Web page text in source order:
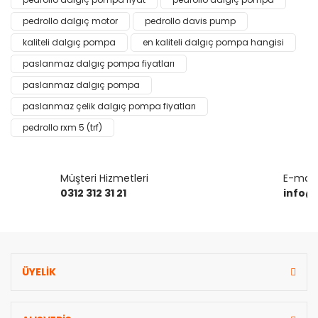
Yorum Yaz
kullanarak tarafımıza iletebilirsiniz.
Görüş ve önerileriniz için teşekkür ederiz.
Ürün resmi kalitesiz, bozuk veya görüntülenemiyor.
Ürün açıklamasında eksik bilgiler bulunuyor.
Ürün bilgilerinde hatalar bulunuyor.
Ürün fiyatı diğer sitelerden daha pahalı.
Bu ürüne benzer farklı alternatifler olmalı.
pedrollo dalgıç motor
pedrollo davis pump
kaliteli dalgıç pompa
en kaliteli dalgıç pompa hangisi
paslanmaz dalgıç pompa fiyatları
paslanmaz dalgıç pompa
paslanmaz çelik dalgıç pompa fiyatları
pedrollo rxm 5 (trf)
Müşteri Hizmetleri
0312 312 31 21
E-mail
ÜYELİK